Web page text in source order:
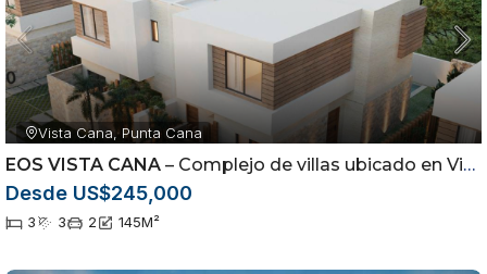
Vista Cana, Punta Cana
EOS VISTA CANA – Complejo de villas ubicado en Vista Cana, Punta Cana
Desde US$245,000
3 3 2 145M²